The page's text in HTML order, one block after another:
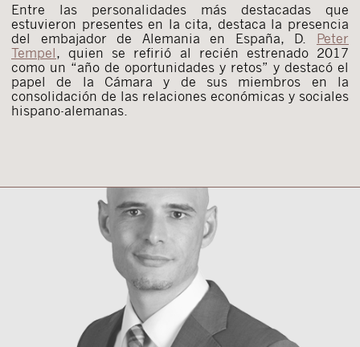
Entre las personalidades más destacadas que
estuvieron presentes en la cita, destaca la presencia
del embajador de Alemania en España, D. Peter
Tempel, quien se refirió al recién estrenado 2017
como un “año de oportunidades y retos” y destacó el
papel de la Cámara y de sus miembros en la
consolidación de las relaciones económicas y sociales
hispano-alemanas.